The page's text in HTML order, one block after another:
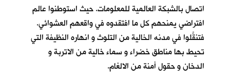
اتصال بالشبكة العالمية للمعلومات. حيث استوطنوا عالم
افتراضي يمنحهم كل ما افتقدوه في واقعهم العشوائي.
فتنقَّلوا في مدنه الخالية من التلوث و انهاره النظيفة التي
تحيط بها مناطق خضراء و سماء خالية من الاتربة و
الدخان و حقول أمنة من الالغام.